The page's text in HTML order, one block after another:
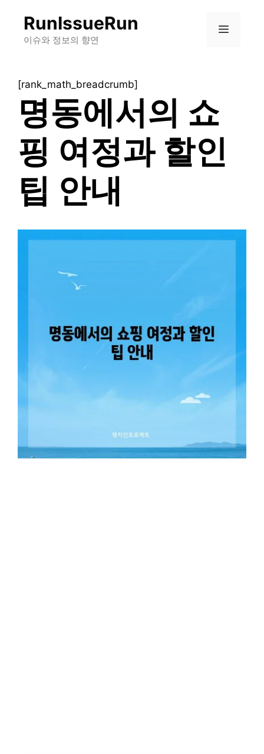
RunIssueRun
이슈와 정보의 향연
메
[rank_math_breadcrumb]
명동에서의 쇼
핑 여정과 할인
팁 안내